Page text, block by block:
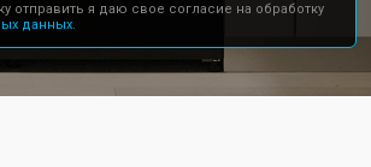
отправить я даю свое согласие на обработку
данных.